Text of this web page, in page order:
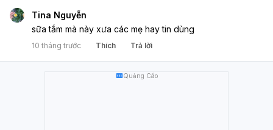
Tina Nguyễn
sữa tắm mà này xưa các mẹ hay tin dùng
10 tháng trước Thích Trả lời
Quảng Cáo